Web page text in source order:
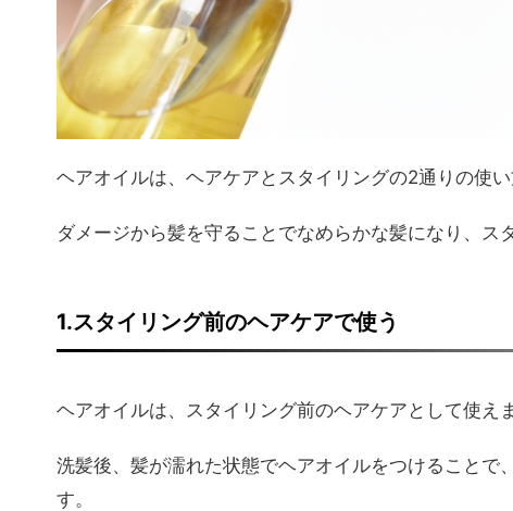
ヘアオイルは、ヘアケアとスタイリングの2通りの使い
ダメージから髪を守ることでなめらかな髪になり、ス
1.スタイリング前のヘアケアで使う
ヘアオイルは、スタイリング前のヘアケアとして使えま
洗髪後、髪が濡れた状態でヘアオイルをつけること
す。